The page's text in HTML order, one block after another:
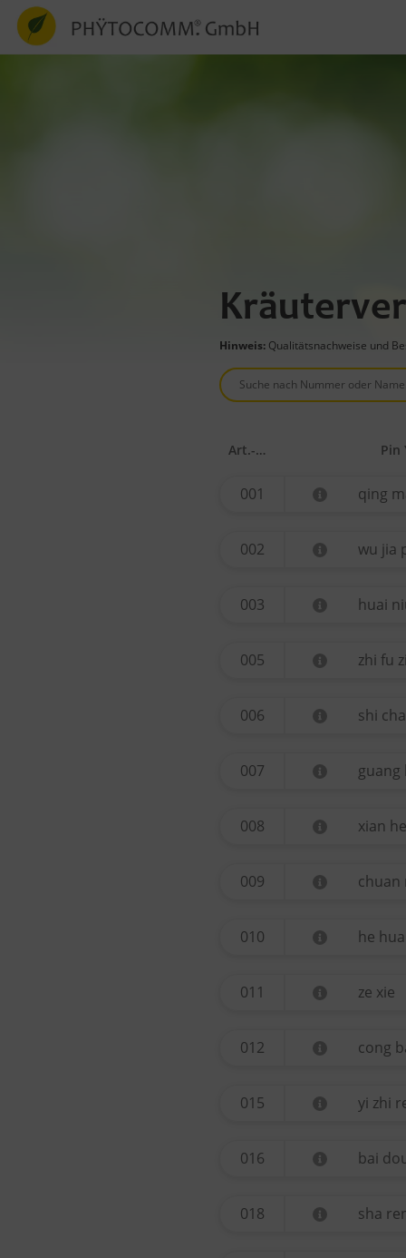
Hinweis: Qualitätsnachweise und
Art.-Nr. Pin
001 qing
002 wu jia
003 huai
005 zhi fu zi
006 shi
007 guang
008 xian
009 chuan
010 he
011 ze xie
012 cong
015 yi zhi
016 bai
018 sha